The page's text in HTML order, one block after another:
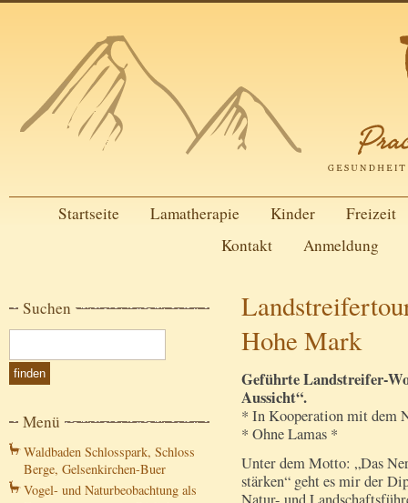
Startseite Lamatherapie Kinder
Freizeit
Kontakt
Anmeldung
Suchen
Menü
Waldbaden Schlosspark, Schloss
Berge, Gelsenkirchen-Buer
Vogel- und Naturbeobachtung als
Hohe Mark
Geführte Landstreifer-
Aussicht“.
* In Kooperation mit dem
* Ohne Lamas *
Unter dem Motto: „Das
stärken“ geht es mir der